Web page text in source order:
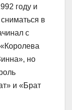
году и
в
с
но
и «Брат